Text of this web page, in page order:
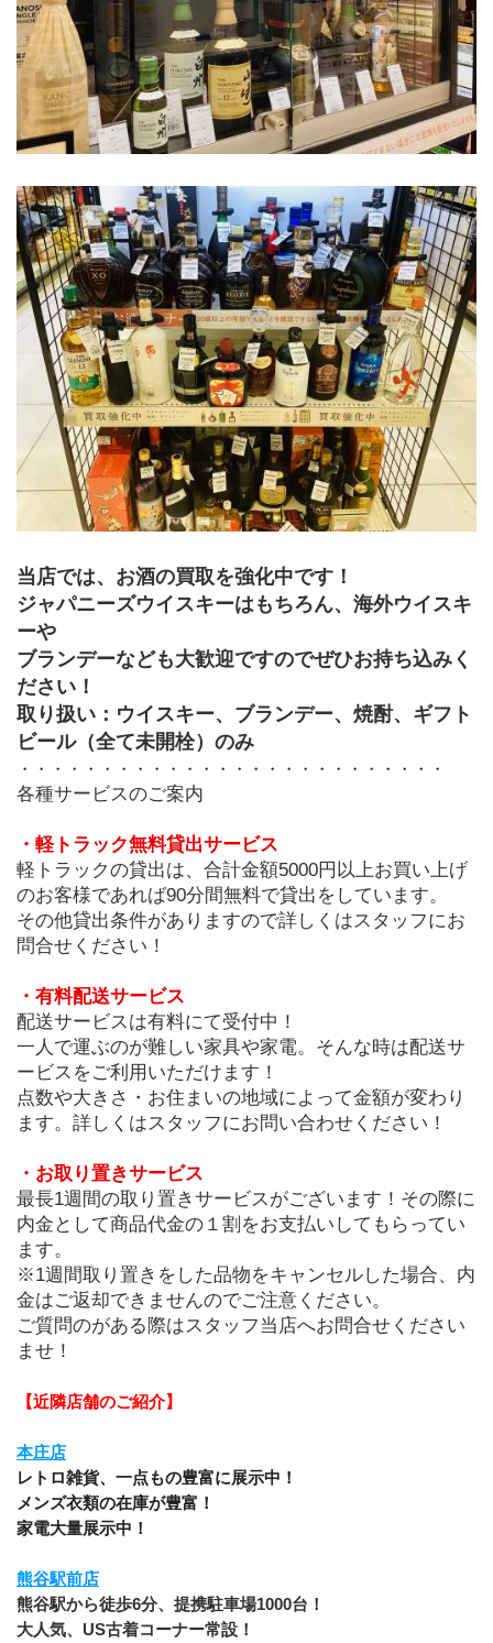
当店では、お酒の買取を強化中です！
ジャパニーズウイスキーはもちろん、海外ウイスキ
ーや
ブランデーなども大歓迎ですのでぜひお持ち込みく
ださい！
取り扱い：ウイスキー、ブランデー、焼酎、ギフト
ビール（全て未開栓）のみ
・・・・・・・・・・・・・・・・・・・・・・・・・・
各種サービスのご案内
・軽トラック無料貸出サービス
軽トラックの貸出は、合計金額5000円以上お買い上げ
のお客様であれば90分間無料で貸出をしています。
その他貸出条件がありますので詳しくはスタッフにお
問合せください！
・有料配送サービス
配送サービスは有料にて受付中！
一人で運ぶのが難しい家具や家電。そんな時は配送サ
ービスをご利用いただけます！
点数や大きさ・お住まいの地域によって金額が変わり
ます。詳しくはスタッフにお問い合わせください！
・お取り置きサービス
最長1週間の取り置きサービスがございます！その際に
内金として商品代金の１割をお支払いしてもらってい
ます。
※1週間取り置きをした品物をキャンセルした場合、内
金はご返却できませんのでご注意ください。
ご質問のがある際はスタッフ当店へお問合せください
ませ！
【近隣店舗のご紹介】
本庄店
レトロ雑貨、一点もの豊富に展示中！
メンズ衣類の在庫が豊富！
家電大量展示中！
熊谷駅前店
熊谷駅から徒歩6分、提携駐車場1000台！
大人気、US古着コーナー常設！